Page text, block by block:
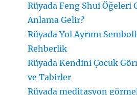
Rüyada Feng Shui Öğeleri
Anlama Gelir?
Rüyada Yol Ayrımı
Rehberlik
Rüyada Kendini Çocuk
ve Tabirler
Rüyada meditasyon